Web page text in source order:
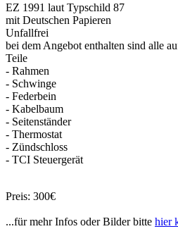
EZ 1991 laut Typschild 87
mit Deutschen Papieren
Unfallfrei
bei dem Angebot enthalten sind alle
Teile
- Rahmen
- Schwinge
- Federbein
- Kabelbaum
- Seitenständer
- Thermostat
- Zündschloss
- TCI Steuergerät
Preis: 300€
...für mehr Infos oder Bilder bitte hier